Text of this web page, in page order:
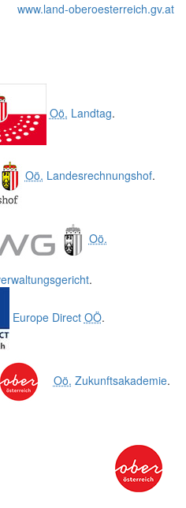
www.land-oberoesterreich.gv.at
Oö. Landtag.
Oö. Landesrechnungshof.
Oö.
.
Europe Direct OÖ.
Oö. Zukunftsakademie.